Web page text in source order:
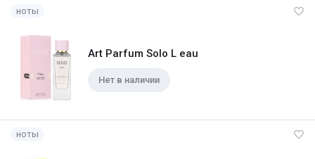
ноты
Art Parfum Solo L eau
Нет в наличии
ноты